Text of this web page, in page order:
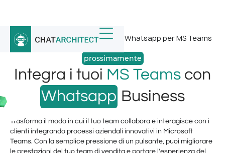
Home / Integrazioni WhatsApp Whatsapp per MS Teams
prossimamente
Integra i tuoi MS Teams con
Whatsapp Business
Trasforma il modo in cui il tuo team collabora e interagisce con i
clienti integrando processi aziendali innovativi in ​​Microsoft
Teams. Con la semplice pressione di un pulsante, puoi migliorare
le prestazioni del tuo team di vendita e portare l'esperienza del